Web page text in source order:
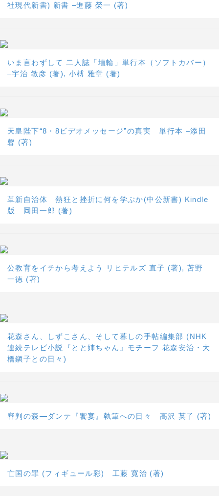
社現代新書) 新書 –進藤 榮一 (著)
いま言わずして 二人誌「埴輪」単行本（ソフトカバー）
–宇治 敏彦 (著), 小榑 雅章 (著)
天皇陛下“8・8ビデオメッセージ”の真実 単行本 –添田
馨 (著)
革新自治体 熱狂と挫折に何を学ぶか(中公新書) Kindle
版 岡田一郎 (著)
公教育をイチから考えよう リヒテルズ 直子 (著), 苫野
一徳 (著)
花森さん、しずこさん、そして暮しの手帖編集部 (NHK
連続テレビ小説『とと姉ちゃん』モチーフ 花森安治・大
橋鎭子との日々)
審判の森―ダンテ『饗宴』執筆への日々 高沢 英子 (著)
亡国の罪 (フィギュール彩) 工藤 寛治 (著)